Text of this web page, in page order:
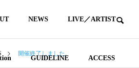
NEWS LIVE／ARTIST
GUIDELINE ACCESS
開催終了しました。